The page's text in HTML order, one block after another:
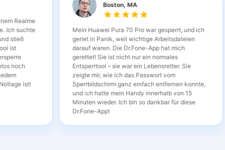
meinem Realme
Ich suchte
und stieß
ist
Fotos noch
jedem
Notlage ist!
Boston, MA
Mein Huawei Pura 70 Pro war gesperrt, und ich
geriet in Panik, weil wichtige Arbeitsdateien
darauf waren. Die Dr.Fone-App hat mich
gerettet! Sie ist nicht nur ein normales
Entsperrtool – sie war ein Lebensretter. Sie
zeigte mir, wie ich das Passwort vom
Sperrbildschirm ganz einfach entfernen konnte,
und ich hatte mein Handy innerhalb von 15
Minuten wieder. Ich bin so dankbar für diese
Dr.Fone-App!